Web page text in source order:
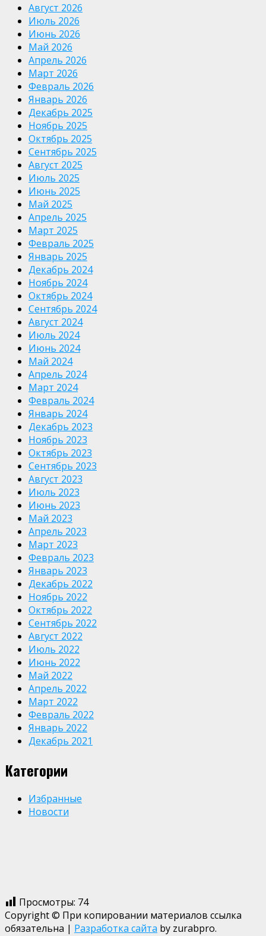
Август 2026
Июль 2026
Июнь 2026
Май 2026
Апрель 2026
Март 2026
Февраль 2026
Январь 2026
Декабрь 2025
Ноябрь 2025
Октябрь 2025
Сентябрь 2025
Август 2025
Июль 2025
Июнь 2025
Май 2025
Апрель 2025
Март 2025
Февраль 2025
Январь 2025
Декабрь 2024
Ноябрь 2024
Октябрь 2024
Сентябрь 2024
Август 2024
Июль 2024
Июнь 2024
Май 2024
Апрель 2024
Март 2024
Февраль 2024
Январь 2024
Декабрь 2023
Ноябрь 2023
Октябрь 2023
Сентябрь 2023
Август 2023
Июль 2023
Июнь 2023
Май 2023
Апрель 2023
Март 2023
Февраль 2023
Январь 2023
Декабрь 2022
Ноябрь 2022
Октябрь 2022
Сентябрь 2022
Август 2022
Июль 2022
Июнь 2022
Май 2022
Апрель 2022
Март 2022
Февраль 2022
Январь 2022
Декабрь 2021
Категории
Избранные
Новости
Просмотры: 74
Copyright © При копировании материалов ссылка
обязательна | Разработка сайта by zurabpro.